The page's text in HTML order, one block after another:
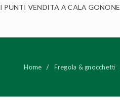
I PUNTI VENDITA A CALA GONONE
Home / Fregola & gnocchetti